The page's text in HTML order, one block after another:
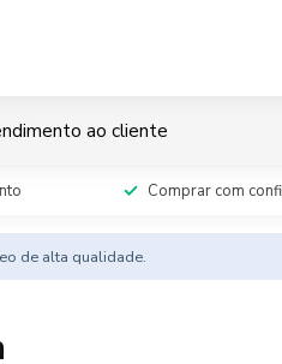
ao cliente
Comprar com
de alta qualidade.